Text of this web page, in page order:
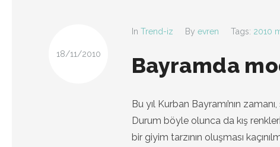
18/11/2010
In Trend-iz By evren Tags: 2010
Bayramda
Bu yıl Kurban Bayramı’nın
Durum böyle olunca da kış
bir giyim tarzının oluşması